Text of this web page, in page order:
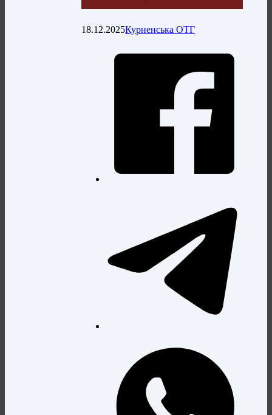
18.12.2025Курненська ОТГ